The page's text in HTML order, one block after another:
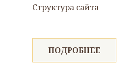
Cтруктура сайта
ПОДРОБНЕЕ